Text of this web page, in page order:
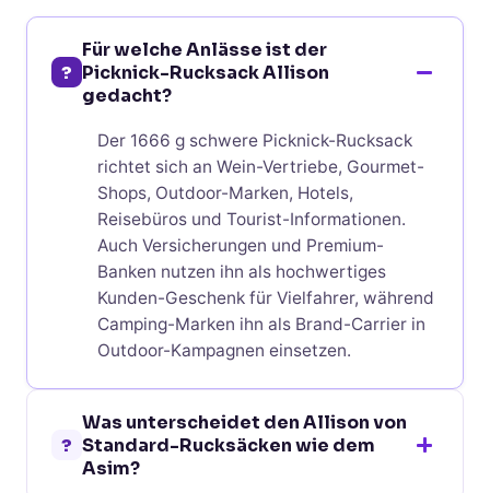
?
Für welche Anlässe ist der
Picknick-Rucksack Allison
gedacht?
Der 1666 g schwere Picknick-Rucksack
richtet sich an Wein-Vertriebe, Gourmet-
Shops, Outdoor-Marken, Hotels,
Reisebüros und Tourist-Informationen.
Auch Versicherungen und Premium-
Banken nutzen ihn als hochwertiges
Kunden-Geschenk für Vielfahrer, während
Camping-Marken ihn als Brand-Carrier in
Outdoor-Kampagnen einsetzen.
?
Was unterscheidet den Allison von
Standard-Rucksäcken wie dem
Asim?